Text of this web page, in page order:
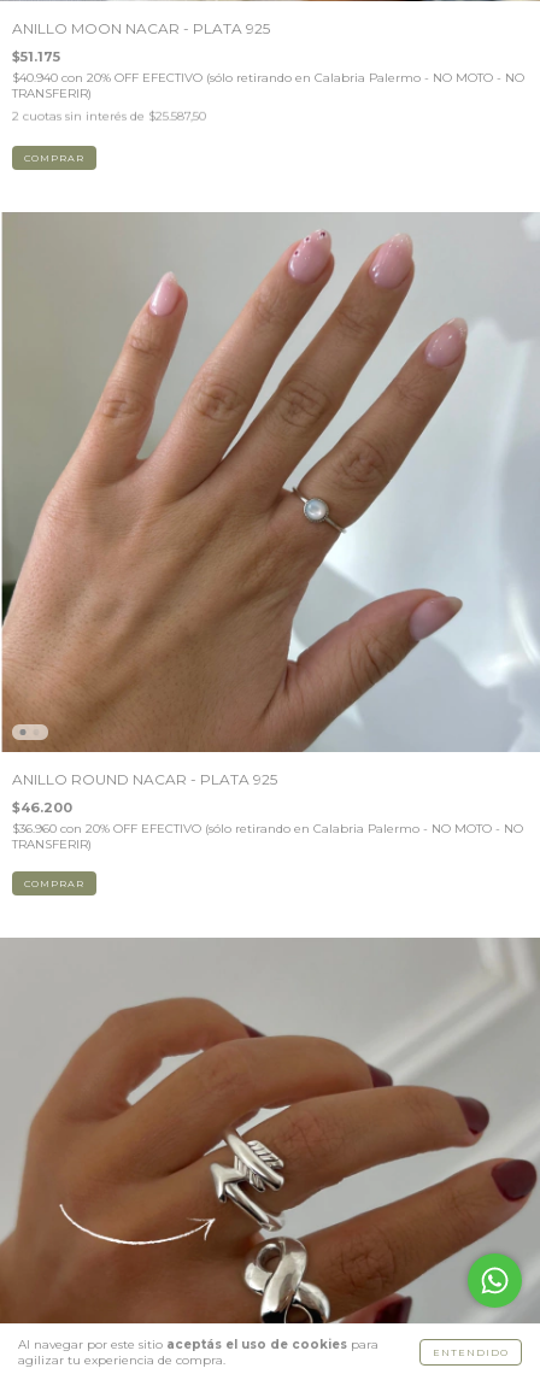
Al navegar por este sitio aceptás el uso de cookies para
agilizar tu experiencia de compra.
ENTENDIDO
ANILLO MOON NACAR - PLATA 925
$51.175
$40.940 con 20% OFF EFECTIVO (sólo retirando en Calabria Palermo - NO MOTO - NO
TRANSFERIR)
2 cuotas sin interés de $25.587,50
COMPRAR
ANILLO ROUND NACAR - PLATA 925
$46.200
$36.960 con 20% OFF EFECTIVO (sólo retirando en Calabria Palermo - NO MOTO - NO
TRANSFERIR)
COMPRAR